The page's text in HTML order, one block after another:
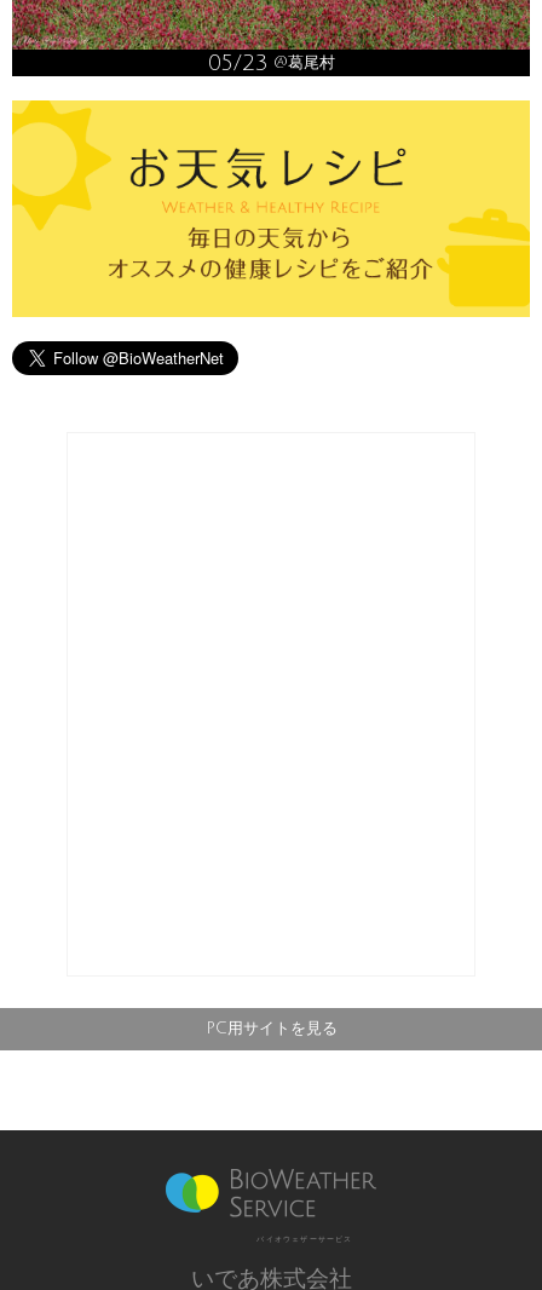
05/23 @葛尾村
PC用サイトを見る
バイオウェザーサービス
いであ株式会社